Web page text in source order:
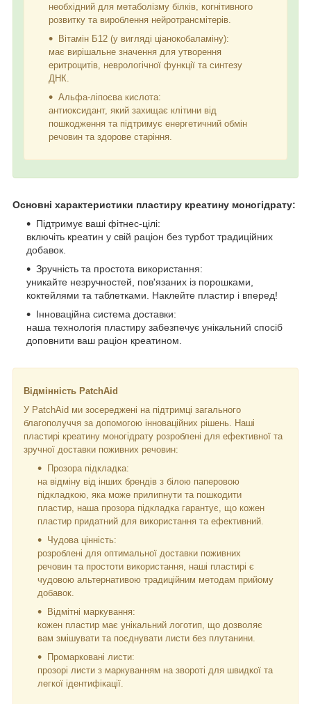
необхідний для метаболізму білків, когнітивного
розвитку та вироблення нейротрансмітерів.
Вітамін Б12 (у вигляді ціанокобаламіну):
має вирішальне значення для утворення
еритроцитів, неврологічної функції та синтезу
ДНК.
Альфа-ліпоєва кислота:
антиоксидант, який захищає клітини від
пошкодження та підтримує енергетичний обмін
речовин та здорове старіння.
Основні характеристики пластиру креатину моногідрату:
Підтримує ваші фітнес-цілі:
включіть креатин у свій раціон без турбот традиційних
добавок.
Зручність та простота використання:
уникайте незручностей, пов'язаних із порошками,
коктейлями та таблетками. Наклейте пластир і вперед!
Інноваційна система доставки:
наша технологія пластиру забезпечує унікальний спосіб
доповнити ваш раціон креатином.
Відмінність PatchAid
У PatchAid ми зосереджені на підтримці загального
благополуччя за допомогою інноваційних рішень. Наші
пластирі креатину моногідрату розроблені для ефективної та
зручної доставки поживних речовин:
Прозора підкладка:
на відміну від інших брендів з білою паперовою
підкладкою, яка може прилипнути та пошкодити
пластир, наша прозора підкладка гарантує, що кожен
пластир придатний для використання та ефективний.
Чудова цінність:
розроблені для оптимальної доставки поживних
речовин та простоти використання, наші пластирі є
чудовою альтернативою традиційним методам прийому
добавок.
Відмітні маркування:
кожен пластир має унікальний логотип, що дозволяє
вам змішувати та поєднувати листи без плутанини.
Промарковані листи:
прозорі листи з маркуванням на звороті для швидкої та
легкої ідентифікації.